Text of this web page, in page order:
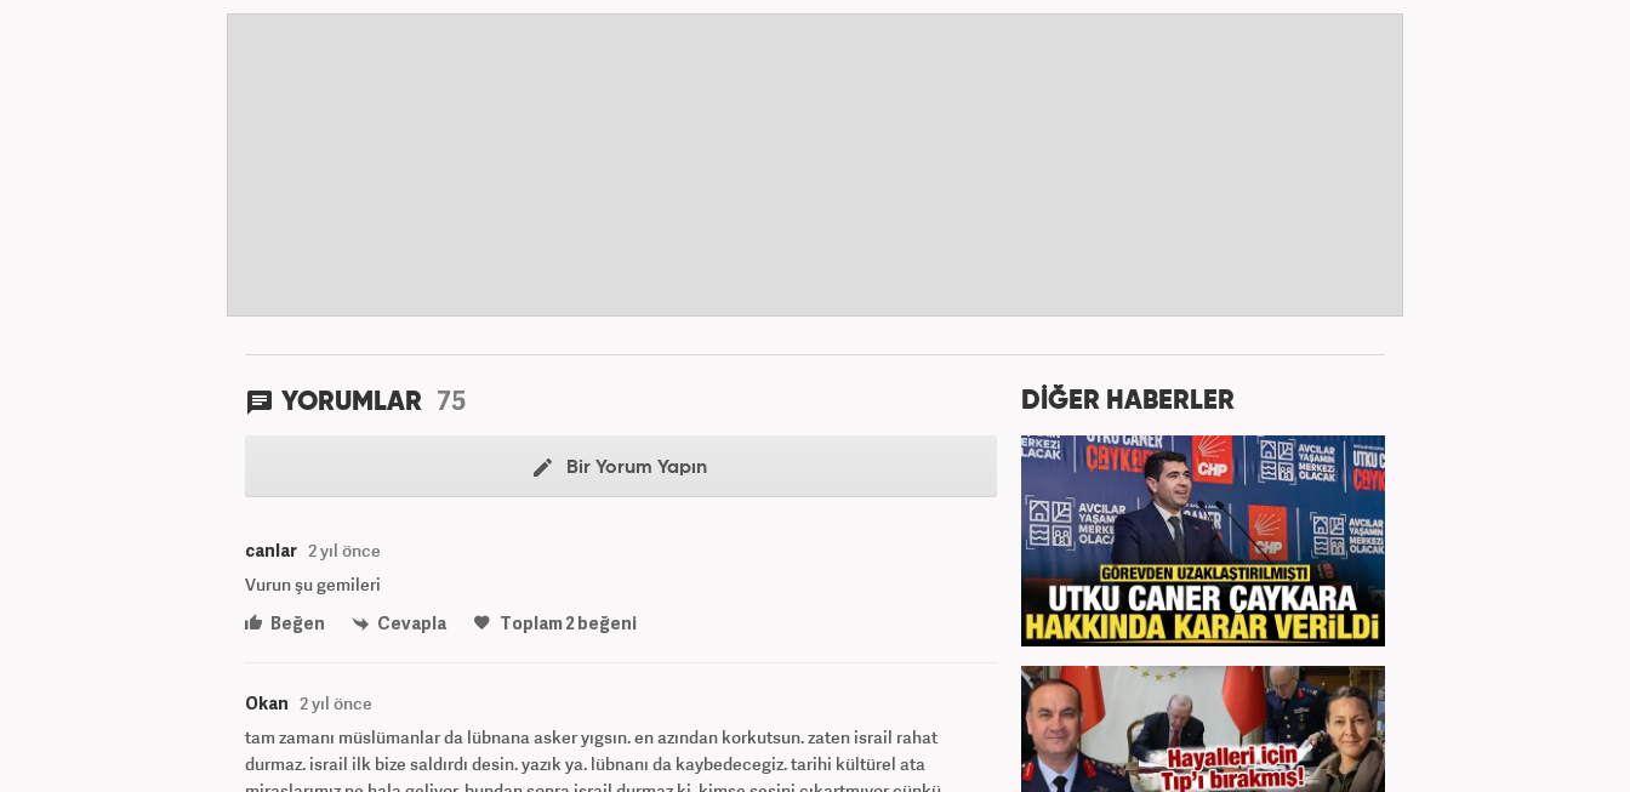
YORUMLAR 75
Bir Yorum Yapın
canlar 2 yıl önce
Vurun şu gemileri
Beğen
Cevapla Toplam2beğeni
Okan 2 yıl önce
tam zamanı müslümanlar da lübnana asker yıgsın. en azından korkutsun. zaten israil rahat
durmaz. israil ilk bize saldırdı desin. yazık ya. lübnanı da kaybedecegiz. tarihi kültürel ata
DİĞER HABERLER